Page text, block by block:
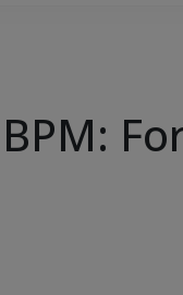
BPM: